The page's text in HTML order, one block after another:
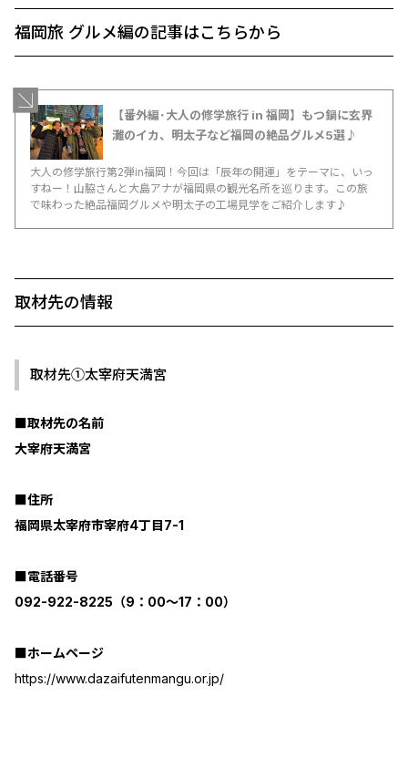
福岡旅 グルメ編の記事はこちらから
【番外編･大人の修学旅行 in 福岡】もつ鍋に玄界
灘のイカ、明太子など福岡の絶品グルメ5選♪
大人の修学旅行第2弾in福岡！今回は「辰年の開運」をテーマに、いっ
すねー！山脇さんと大島アナが福岡県の観光名所を巡ります。この旅
で味わった絶品福岡グルメや明太子の工場見学をご紹介します♪
取材先の情報
取材先➀太宰府天満宮
■取材先の名前
大宰府天満宮
■住所
福岡県太宰府市宰府4丁目7-1
■電話番号
092-922-8225（9：00～17：00）
■ホームページ
https://www.dazaifutenmangu.or.jp/